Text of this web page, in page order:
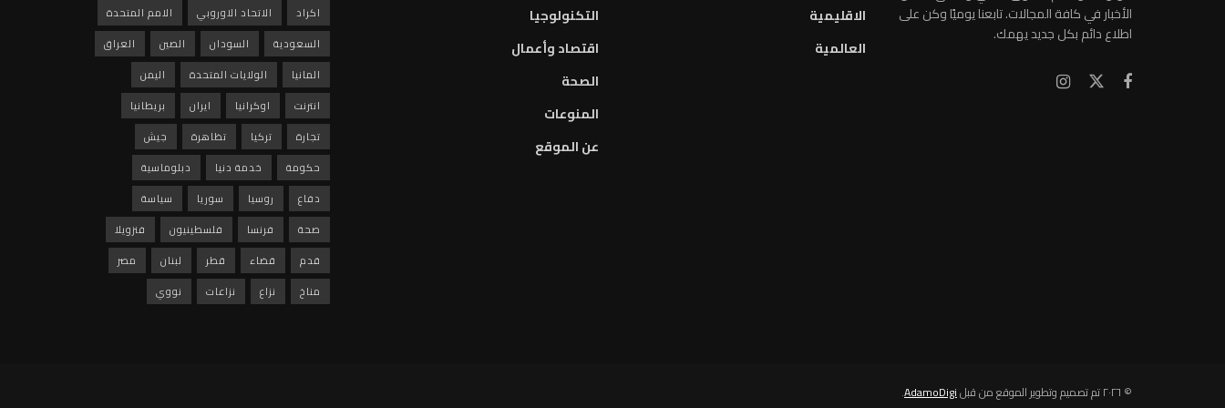
الأخبار في كافة المجالات. تابعنا يوميًا وكن على
اطلاع دائم بكل جديد يهمك.
الاقليمية
العالمية
التكنولوجيا
اقتصاد وأعمال
الصحة
المنوعات
عن الموقع
اكراد
الاتحاد الاوروبي
الامم المتحدة
السعودية
السودان الصين
العراق
المانيا
الولايات المتحدة
اليمن
انترنت
اوكرانيا ايران
بريطانيا
تجارة
تركيا تظاهرة
جيش
حكومة
خدمة دنيا
دبلوماسية
دفاع
روسيا سوريا
سياسة
صحة
فرنسا فلسطينيون
فنزويلا
قدم
قضاء قطر لبنان
مصر
مناخ
نزاع نزاعات نووي
© ٢٠٢٦ تم تصميم وتطوير الموقع من قبل AdamoDigi
.